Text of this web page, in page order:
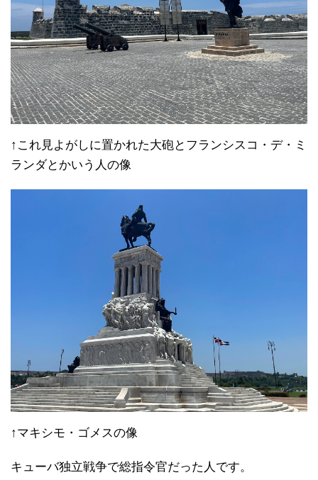
↑これ見よがしに置かれた大砲とフランシスコ・デ・ミ
ランダとかいう人の像
↑マキシモ・ゴメスの像
キューバ独立戦争で総指令官だった人です。